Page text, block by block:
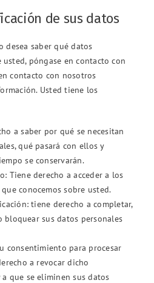
de sus datos
desea saber qué datos
póngase en contacto con
contacto con nosotros
Usted tiene los
a saber por qué se necesitan
qué pasará con ellos y
se conservarán.
Tiene derecho a acceder a los
conocemos sobre usted.
tiene derecho a completar,
bloquear sus datos personales
consentimiento para procesar
a revocar dicho
que se eliminen sus datos